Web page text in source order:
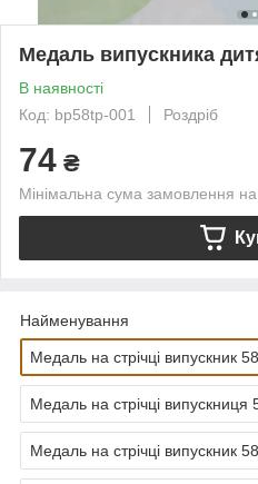
Медаль випускника
В наявності
Код: bp58tp-001
Роздріб
74 ₴
Мінімальна сума замовлення
Найменування
Медаль на стрічці випускник
Медаль на стрічці випускниця
Медаль на стрічці випускник